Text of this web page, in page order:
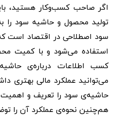
اگر صاحب کسب‌وکار هستید،
تولید محصول و حاشیه سود را
سود اصطلاحی در اقتصاد است
استفاده می‌شود و با کمیت
کسب اطلاعات درباره‌ی
می‌توانید عملکرد مالی بهتری
حاشیه‌ی سود را تعریف و اهمیت
هم‌چنین نحوه‌ی عملکرد آن را